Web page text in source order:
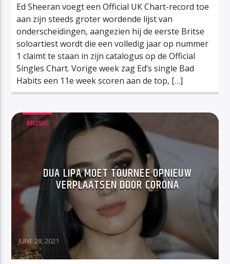
Ed Sheeran voegt een Official UK Chart-record toe
aan zijn steeds groter wordende lijst van
onderscheidingen, aangezien hij de eerste Britse
soloartiest wordt die een volledig jaar op nummer
1 claimt te staan in zijn catalogus op de Official
Singles Chart. Vorige week zag Ed’s single Bad
Habits een 11e week scoren aan de top, […]
MUSIC
DUA LIPA MOET TOURNEE OPNIEUW
VERPLAATSEN DOOR CORONA
JUNE 28, 2021